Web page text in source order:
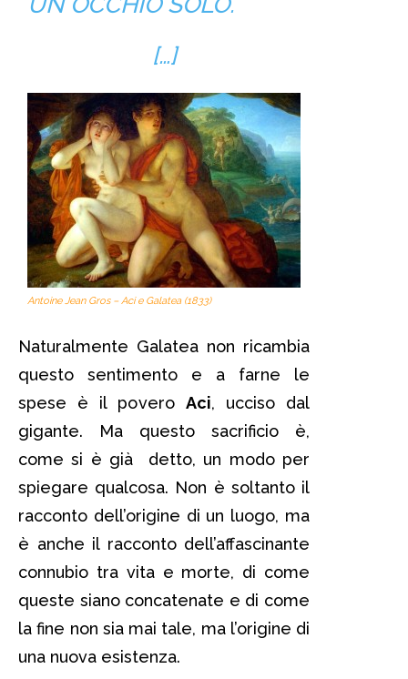
[…]
Antoine Jean Gros – Aci e Galatea (1833)
Naturalmente Galatea non ricambia
questo sentimento e a farne le
spese è il povero Aci, ucciso dal
gigante. Ma questo sacrificio è,
come si è già detto, un modo per
spiegare qualcosa. Non è soltanto il
racconto dell’origine di un luogo, ma
è anche il racconto dell’affascinante
connubio tra vita e morte, di come
queste siano concatenate e di come
la fine non sia mai tale, ma l’origine di
una nuova esistenza.